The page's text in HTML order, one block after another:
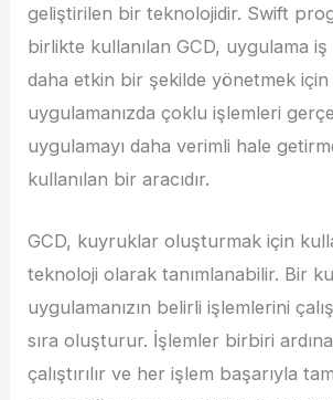
geliştirilen bir teknolojidir. Swift
birlikte kullanılan GCD, uygulama iş
daha etkin bir şekilde yönetmek için
uygulamanızda çoklu işlemleri
uygulamayı daha verimli hale
kullanılan bir aracıdır.
GCD, kuyruklar oluşturmak için
teknoloji olarak tanımlanabilir. Bir
uygulamanızın belirli işlemlerini
sıra oluşturur. İşlemler birbiri ardına
çalıştırılır ve her işlem başarıyla